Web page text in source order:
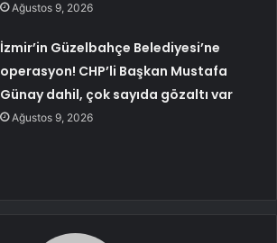
Ağustos 9, 2026
İzmir’in Güzelbahçe Belediyesi’ne
operasyon! CHP’li Başkan Mustafa
Günay dahil, çok sayıda gözaltı var
Ağustos 9, 2026